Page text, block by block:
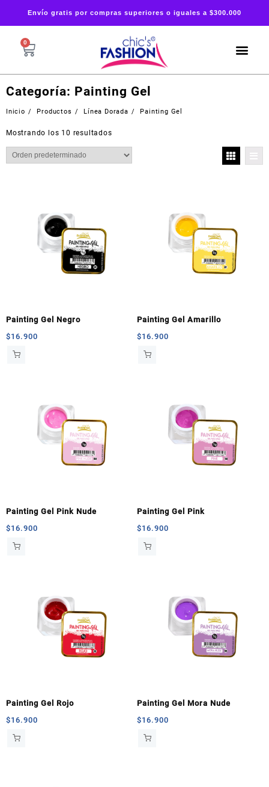
Envío gratis por compras superiores o iguales a $300.000
0
Categoría: Painting Gel
Inicio Productos Línea Dorada Painting Gel
Mostrando los 10 resultados
Painting Gel Negro
$16.900
Painting Gel Amarillo
$16.900
Painting Gel Pink Nude
$16.900
Painting Gel Pink
$16.900
Painting Gel Rojo
$16.900
Painting Gel Mora Nude
$16.900